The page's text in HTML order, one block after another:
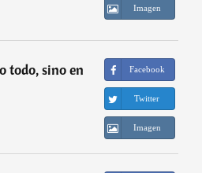
Imagen
todo, sino en
Facebook
Twitter
Imagen